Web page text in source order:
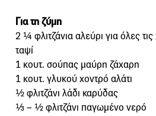
Για τη ζύμη
2 ¼ φλιτζάνια αλεύρι για όλες
ταψί
1 κουτ. σούπας μαύρη ζάχαρη
1 κουτ. γλυκού χοντρό αλάτι
½ φλιτζάνι λάδι καρύδας
⅓ – ½ φλιτζάνι παγωμένο νερό